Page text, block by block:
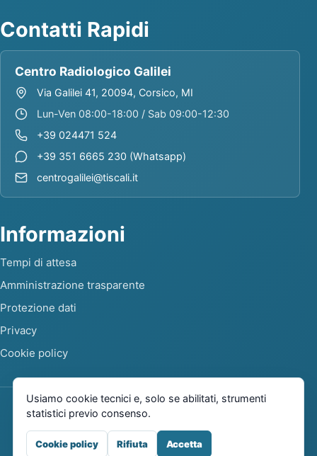
Contatti Rapidi
Centro Radiologico Galilei
Via Galilei 41, 20094, Corsico, MI
Lun-Ven 08:00-18:00 / Sab 09:00-12:30
+39 024471 524
+39 351 6665 230 (Whatsapp)
centrogalilei@tiscali.it
Informazioni
Tempi di attesa
Amministrazione trasparente
Protezione dati
Privacy
Cookie policy
Usiamo cookie tecnici e, solo se abilitati, strumenti
statistici previo consenso.
Cookie policy Rifiuta Accetta